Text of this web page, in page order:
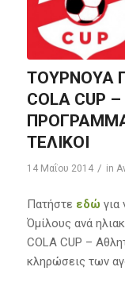
ΤΟΥΡΝΟΥΑ
COLA CUP
ΤΕΛΙΚΟΙ
14 Μαΐου 2014 / in
Πατήστε εδώ για
Όμίλους ανά
COLA CUP –
κληρώσεις των